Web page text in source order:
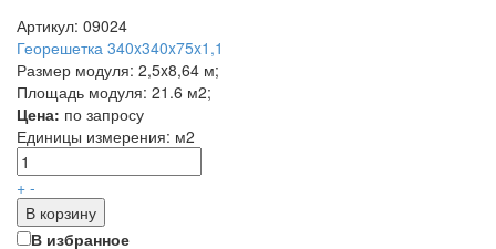
Артикул: 09024
Георешетка 340x340x75x1,1
Размер модуля: 2,5x8,64 м;
Площадь модуля: 21.6 м2;
Цена: по запросу
Единицы измерения: м2
+ -
В корзину
В избранное